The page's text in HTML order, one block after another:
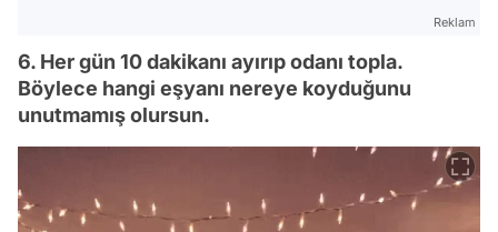
Reklam
6. Her gün 10 dakikanı ayırıp odanı topla.
Böylece hangi eşyanı nereye koyduğunu
unutmamış olursun.